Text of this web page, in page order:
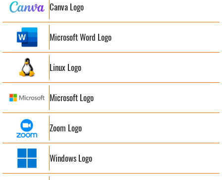
Canva Logo
Microsoft Word Logo
Linux Logo
Microsoft Logo
Zoom Logo
Windows Logo